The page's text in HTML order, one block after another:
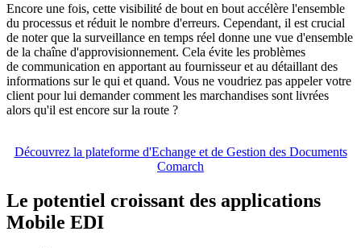
Encore une fois, cette visibilité de bout en bout accélère l'ensemble
du processus et réduit le nombre d'erreurs. Cependant, il est crucial
de noter que la surveillance en temps réel donne une vue d'ensemble
de la chaîne d'approvisionnement. Cela évite les problèmes
de communication en apportant au fournisseur et au détaillant des
informations sur le qui et quand. Vous ne voudriez pas appeler votre
client pour lui demander comment les marchandises sont livrées
alors qu'il est encore sur la route ?
Découvrez la plateforme d'Echange et de Gestion des Documents
Comarch
Le potentiel croissant des applications
Mobile EDI